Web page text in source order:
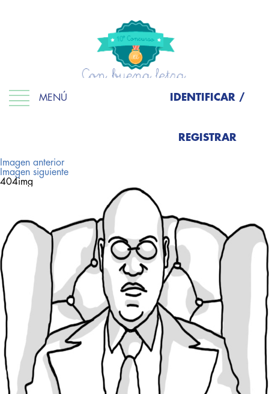
MENÚ IDENTIFICAR /
REGISTRAR
Imagen anterior
Imagen siguiente
404img